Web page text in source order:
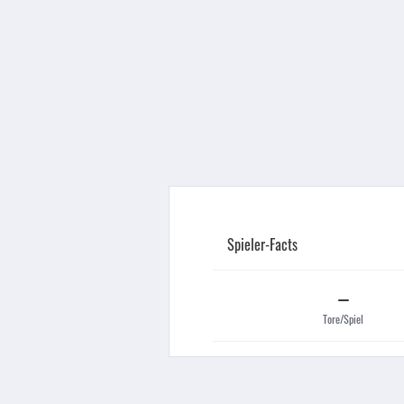
Spieler-Facts
–
Tore/Spiel